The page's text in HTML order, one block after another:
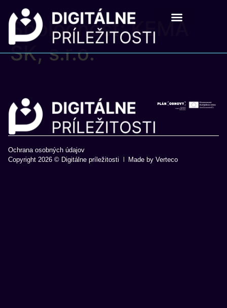
Spoločnosť:KEMA
SK, s.r.o.
Copyright 2026 © Digitálne príležitosti Made by Verteco
Ochrana osobných údajov